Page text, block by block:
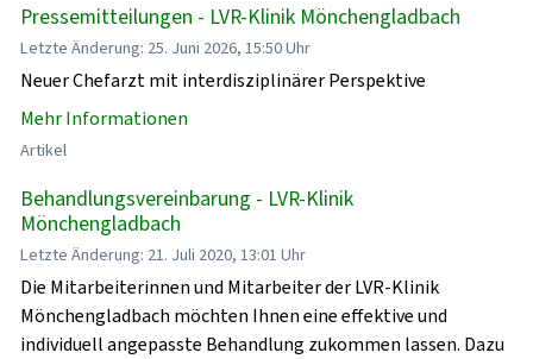
Pressemitteilungen - LVR-Klinik Mönchengladbach
Letzte Änderung: 25. Juni 2026, 15:50 Uhr
Neuer Chefarzt mit interdisziplinärer Perspektive
Mehr Informationen
Artikel
Behandlungsvereinbarung - LVR-Klinik
Mönchengladbach
Letzte Änderung: 21. Juli 2020, 13:01 Uhr
Die Mitarbeiterinnen und Mitarbeiter der LVR-Klinik
Mönchengladbach möchten Ihnen eine effektive und
individuell angepasste Behandlung zukommen lassen. Dazu